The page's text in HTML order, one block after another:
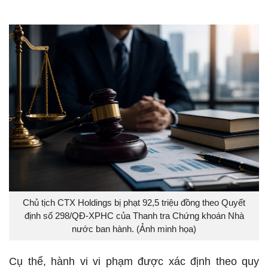
Chủ tịch CTX Holdings bị phạt 92,5 triệu đồng theo Quyết
định số 298/QĐ-XPHC của Thanh tra Chứng khoán Nhà
nước ban hành. (Ảnh minh họa)
Cụ thể, hành vi vi phạm được xác định theo quy